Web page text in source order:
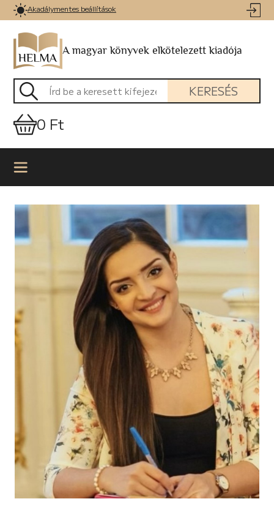
Akadálymentes beállítások
A magyar könyvek elkötelezett kiadója
KERESÉS
0 Ft